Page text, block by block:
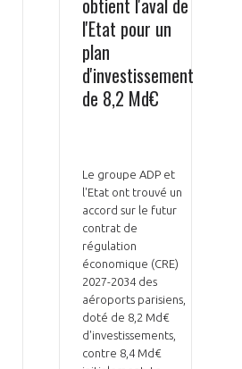
l'Etat pour un
plan
d'investissement
de 8,2 Md€
Le groupe ADP et
l'Etat ont trouvé un
accord sur le futur
contrat de
régulation
économique (CRE)
2027-2034 des
aéroports parisiens,
doté de 8,2 Md€
d'investissements,
contre 8,4 Md€